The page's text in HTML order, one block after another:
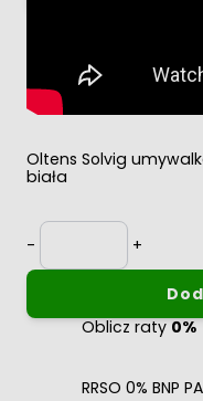
Dodano swoją
Oltens Solvig
biała
-
Ilość
+
Oblicz raty0%
RRSO 0% BNP